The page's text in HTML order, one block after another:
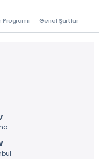
Programı Genel Şartlar